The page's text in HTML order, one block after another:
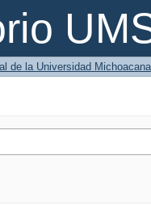
de la Universidad